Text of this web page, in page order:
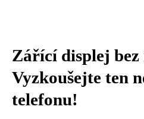
Zářící displej bez
Vyzkoušejte ten
telefonu!